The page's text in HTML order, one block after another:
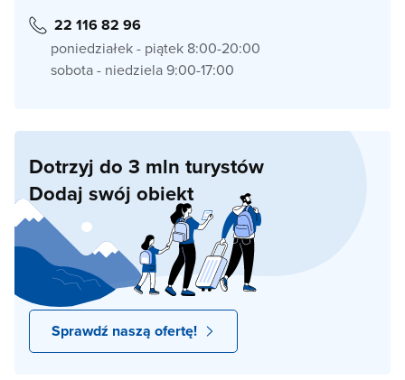
22 116 82 96
poniedziałek - piątek 8:00-20:00
sobota - niedziela 9:00-17:00
Dotrzyj do 3 mln turystów
Dodaj swój obiekt
Sprawdź naszą ofertę!